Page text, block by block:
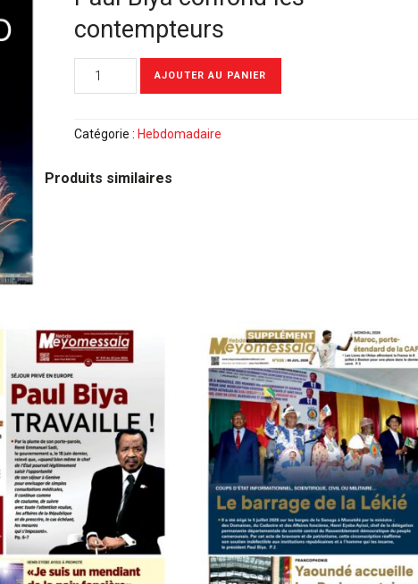
contempteurs
Hebdo
Janvier
AJOUTER AU PANIER
Catégorie : Hebdomadaire
Produits similaires